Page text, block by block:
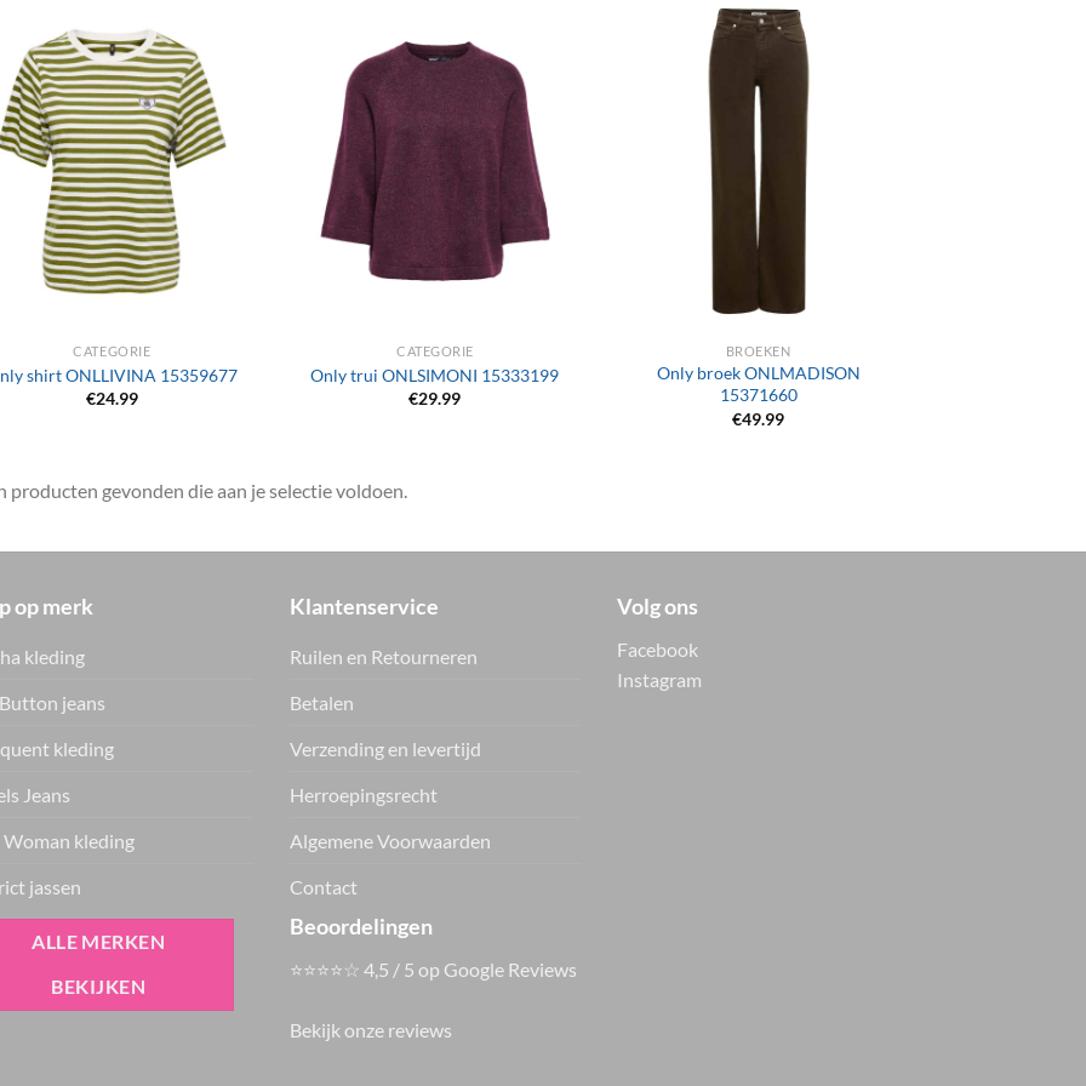
CATEGORIE
shirt ONLLIVINA 15359677
€24.99
CATEGORIE
Only trui ONLSIMONI 15333199
€29.99
BROEKEN
Only broek ONLMADISON
15371660
€49.99
producten gevonden die aan je selectie voldoen.
op merk
kleding
jeans
kleding
Jeans
Woman kleding
jassen
ALLE MERKEN
BEKIJKEN
Klantenservice
Ruilen en Retourneren
Betalen
Verzending en levertijd
Herroepingsrecht
Algemene Voorwaarden
Contact
Beoordelingen
⭐⭐⭐⭐☆ 4,5 / 5 op Google Reviews
Bekijk onze reviews
Volg ons
Facebook
Instagram